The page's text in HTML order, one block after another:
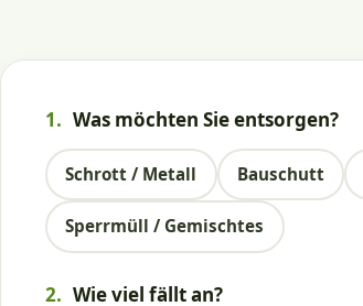
1. Was möchten Sie entsorgen?
Schrott / Metall Bauschutt
Sperrmüll / Gemischtes
2. Wie viel fällt an?